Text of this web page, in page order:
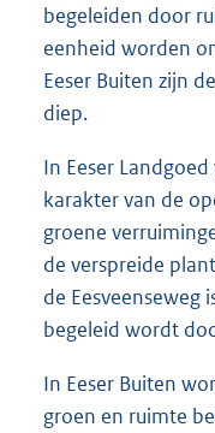
begeleiden door
eenheid worden
Eeser Buiten zijn
diep.
In Eeser
karakter van de
groene
de verspreide
de Eesveenseweg
begeleid wordt
In Eeser Buiten
groen en ruimte